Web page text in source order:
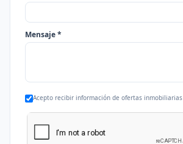
Mensaje *
Acepto recibir información de ofertas inmobiliarias